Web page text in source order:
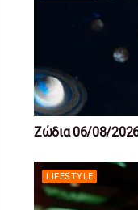
Ζώδια 06/08/
LIFESTYLE